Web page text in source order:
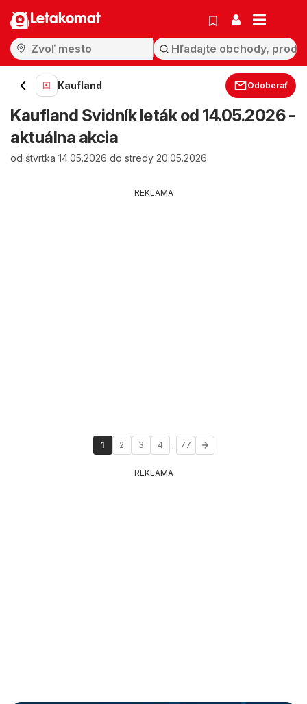
Letakomat
Kaufland Odoberať
Kaufland Svidník leták od 14.05.2026 -
aktuálna akcia
od štvrtka 14.05.2026 do stredy 20.05.2026
REKLAMA
1 2 3 4 ... 77
REKLAMA